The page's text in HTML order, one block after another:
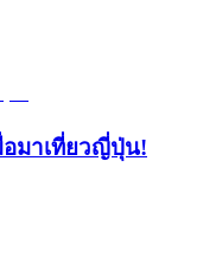
อมาเที่ยวญี่ปุ่น!